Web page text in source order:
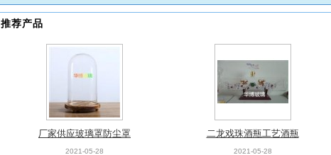
推荐产品
厂家供应玻璃罩防尘罩
2021-05-28
二龙戏珠酒瓶工艺酒瓶
2021-05-28